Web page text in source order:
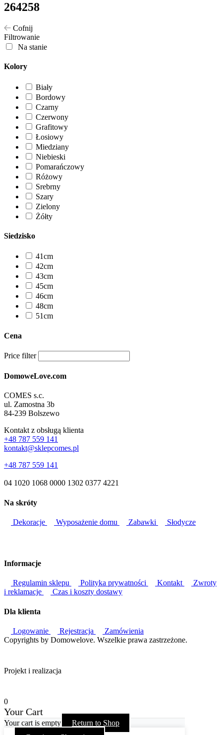
264258
Cofnij
Filtrowanie
Na stanie
Kolory
Biały
Bordowy
Czarny
Czerwony
Grafitowy
Łosiowy
Miedziany
Niebieski
Pomarańczowy
Różowy
Srebrny
Szary
Zielony
Żółty
Siedzisko
41cm
42cm
43cm
45cm
46cm
48cm
51cm
Cena
Price filter
DomoweLove.com
COMES s.c.
ul. Zamostna 3b
84-239 Bolszewo
Kontakt z obsługą klienta
+48 787 559 141
kontakt@sklepcomes.pl
+48 787 559 141
04 1020 1068 0000 1302 0377 4221
Na skróty
Dekoracje Wyposażenie domu Zabawki Słodycze
Informacje
Regulamin sklepu Polityka prywatności Kontakt
Zwroty
i reklamacje
Czas i koszty dostawy
Dla klienta
Logowanie Rejestracja
Zamówienia
Copyrights by Domowelove. Wszelkie prawa zastrzeżone.
Projekt i realizacja
0
Your Cart
Your cart is empty Return to Shop